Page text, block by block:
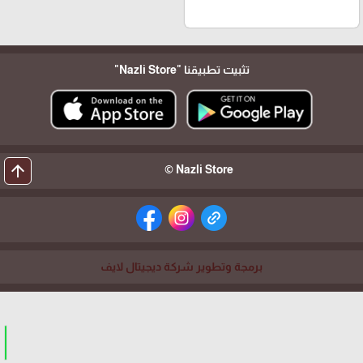
تثبيت تطبيقنا "Nazli Store"
Nazli Store ©
arrow_upward
برمجة وتطوير شركة ديجيتال لايف